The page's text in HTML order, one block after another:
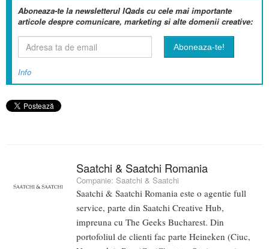
Aboneaza-te la newsletterul IQads cu cele mai importante
articole despre comunicare, marketing si alte domenii creative:
Info
Saatchi & Saatchi Romania
Companie: Saatchi & Saatchi
Saatchi & Saatchi Romania este o agentie full
service, parte din Saatchi Creative Hub,
impreuna cu The Geeks Bucharest. Din
portofoliul de clienti fac parte Heineken (Ciuc,